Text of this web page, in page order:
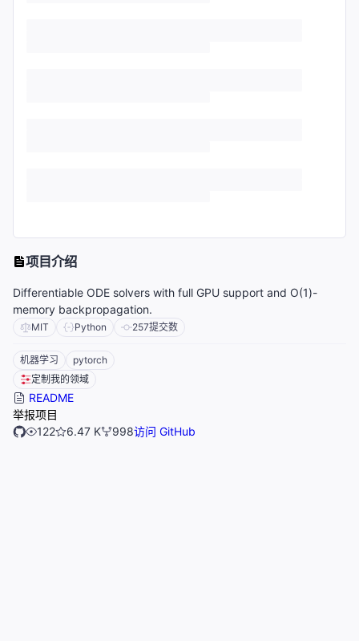
项目介绍
Differentiable ODE solvers with full GPU support and O(1)-
memory backpropagation.
MIT Python 257提交数
机器学习
pytorch
定制我的领域
README
举报项目
122
6.47 K 998访问 GitHub